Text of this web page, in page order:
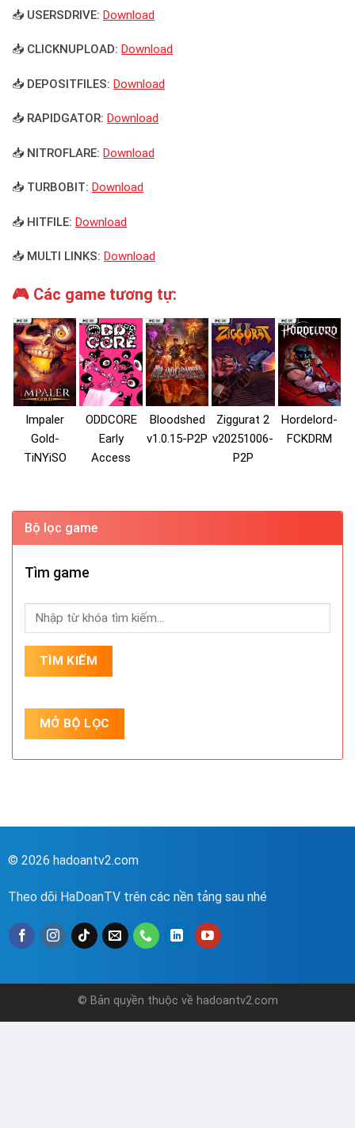
📥 USERSDRIVE: Download
📥 CLICKNUPLOAD: Download
📥 DEPOSITFILES: Download
📥 RAPIDGATOR: Download
📥 NITROFLARE: Download
📥 TURBOBIT: Download
📥 HITFILE: Download
📥 MULTI LINKS: Download
🎮 Các game tương tự:
Impaler
Gold-
TiNYiSO
ODDCORE
Early
Access
Bloodshed
v1.0.15-P2P
Ziggurat 2
v20251006-
P2P
Hordelord-
FCKDRM
Bộ lọc game
Tìm game
© 2026 hadoantv2.com
Theo dõi HaDoanTV trên các nền tảng sau nhé
© Bản quyền thuộc về hadoantv2.com